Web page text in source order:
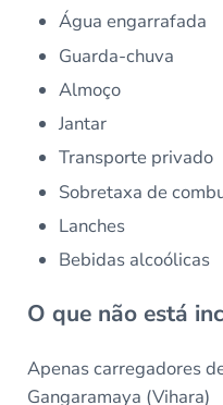
Água engarrafada
Guarda-chuva
Almoço
Jantar
Transporte privado
Sobretaxa de
Lanches
Bebidas alcoólicas
O que não está
Apenas carregadores
Gangaramaya (Vihara)